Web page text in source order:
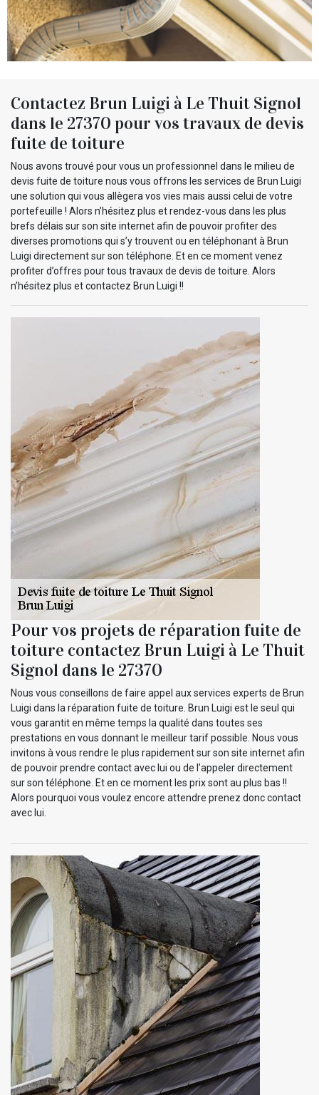
Contactez Brun Luigi à Le Thuit Signol
dans le 27370 pour vos travaux de devis
fuite de toiture
Nous avons trouvé pour vous un professionnel dans le milieu de
devis fuite de toiture nous vous offrons les services de Brun Luigi
une solution qui vous allègera vos vies mais aussi celui de votre
portefeuille ! Alors n’hésitez plus et rendez-vous dans les plus
brefs délais sur son site internet afin de pouvoir profiter des
diverses promotions qui s’y trouvent ou en téléphonant à Brun
Luigi directement sur son téléphone. Et en ce moment venez
profiter d’offres pour tous travaux de devis de toiture. Alors
n’hésitez plus et contactez Brun Luigi !!
Pour vos projets de réparation fuite de
toiture contactez Brun Luigi à Le Thuit
Signol dans le 27370
Nous vous conseillons de faire appel aux services experts de Brun
Luigi dans la réparation fuite de toiture. Brun Luigi est le seul qui
vous garantit en même temps la qualité dans toutes ses
prestations en vous donnant le meilleur tarif possible. Nous vous
invitons à vous rendre le plus rapidement sur son site internet afin
de pouvoir prendre contact avec lui ou de l’appeler directement
sur son téléphone. Et en ce moment les prix sont au plus bas !!
Alors pourquoi vous voulez encore attendre prenez donc contact
avec lui.